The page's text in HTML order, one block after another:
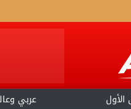
الأول عربي